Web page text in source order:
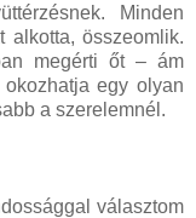
Minden
alkotta, összeomlik.
megérti őt – ám
egy olyan
a szerelemnél.
választom